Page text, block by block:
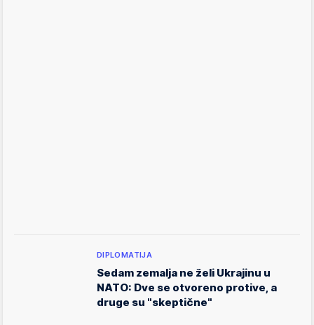
DIPLOMATIJA
Sedam zemalja ne želi Ukrajinu u
NATO: Dve se otvoreno protive, a
druge su "skeptične"